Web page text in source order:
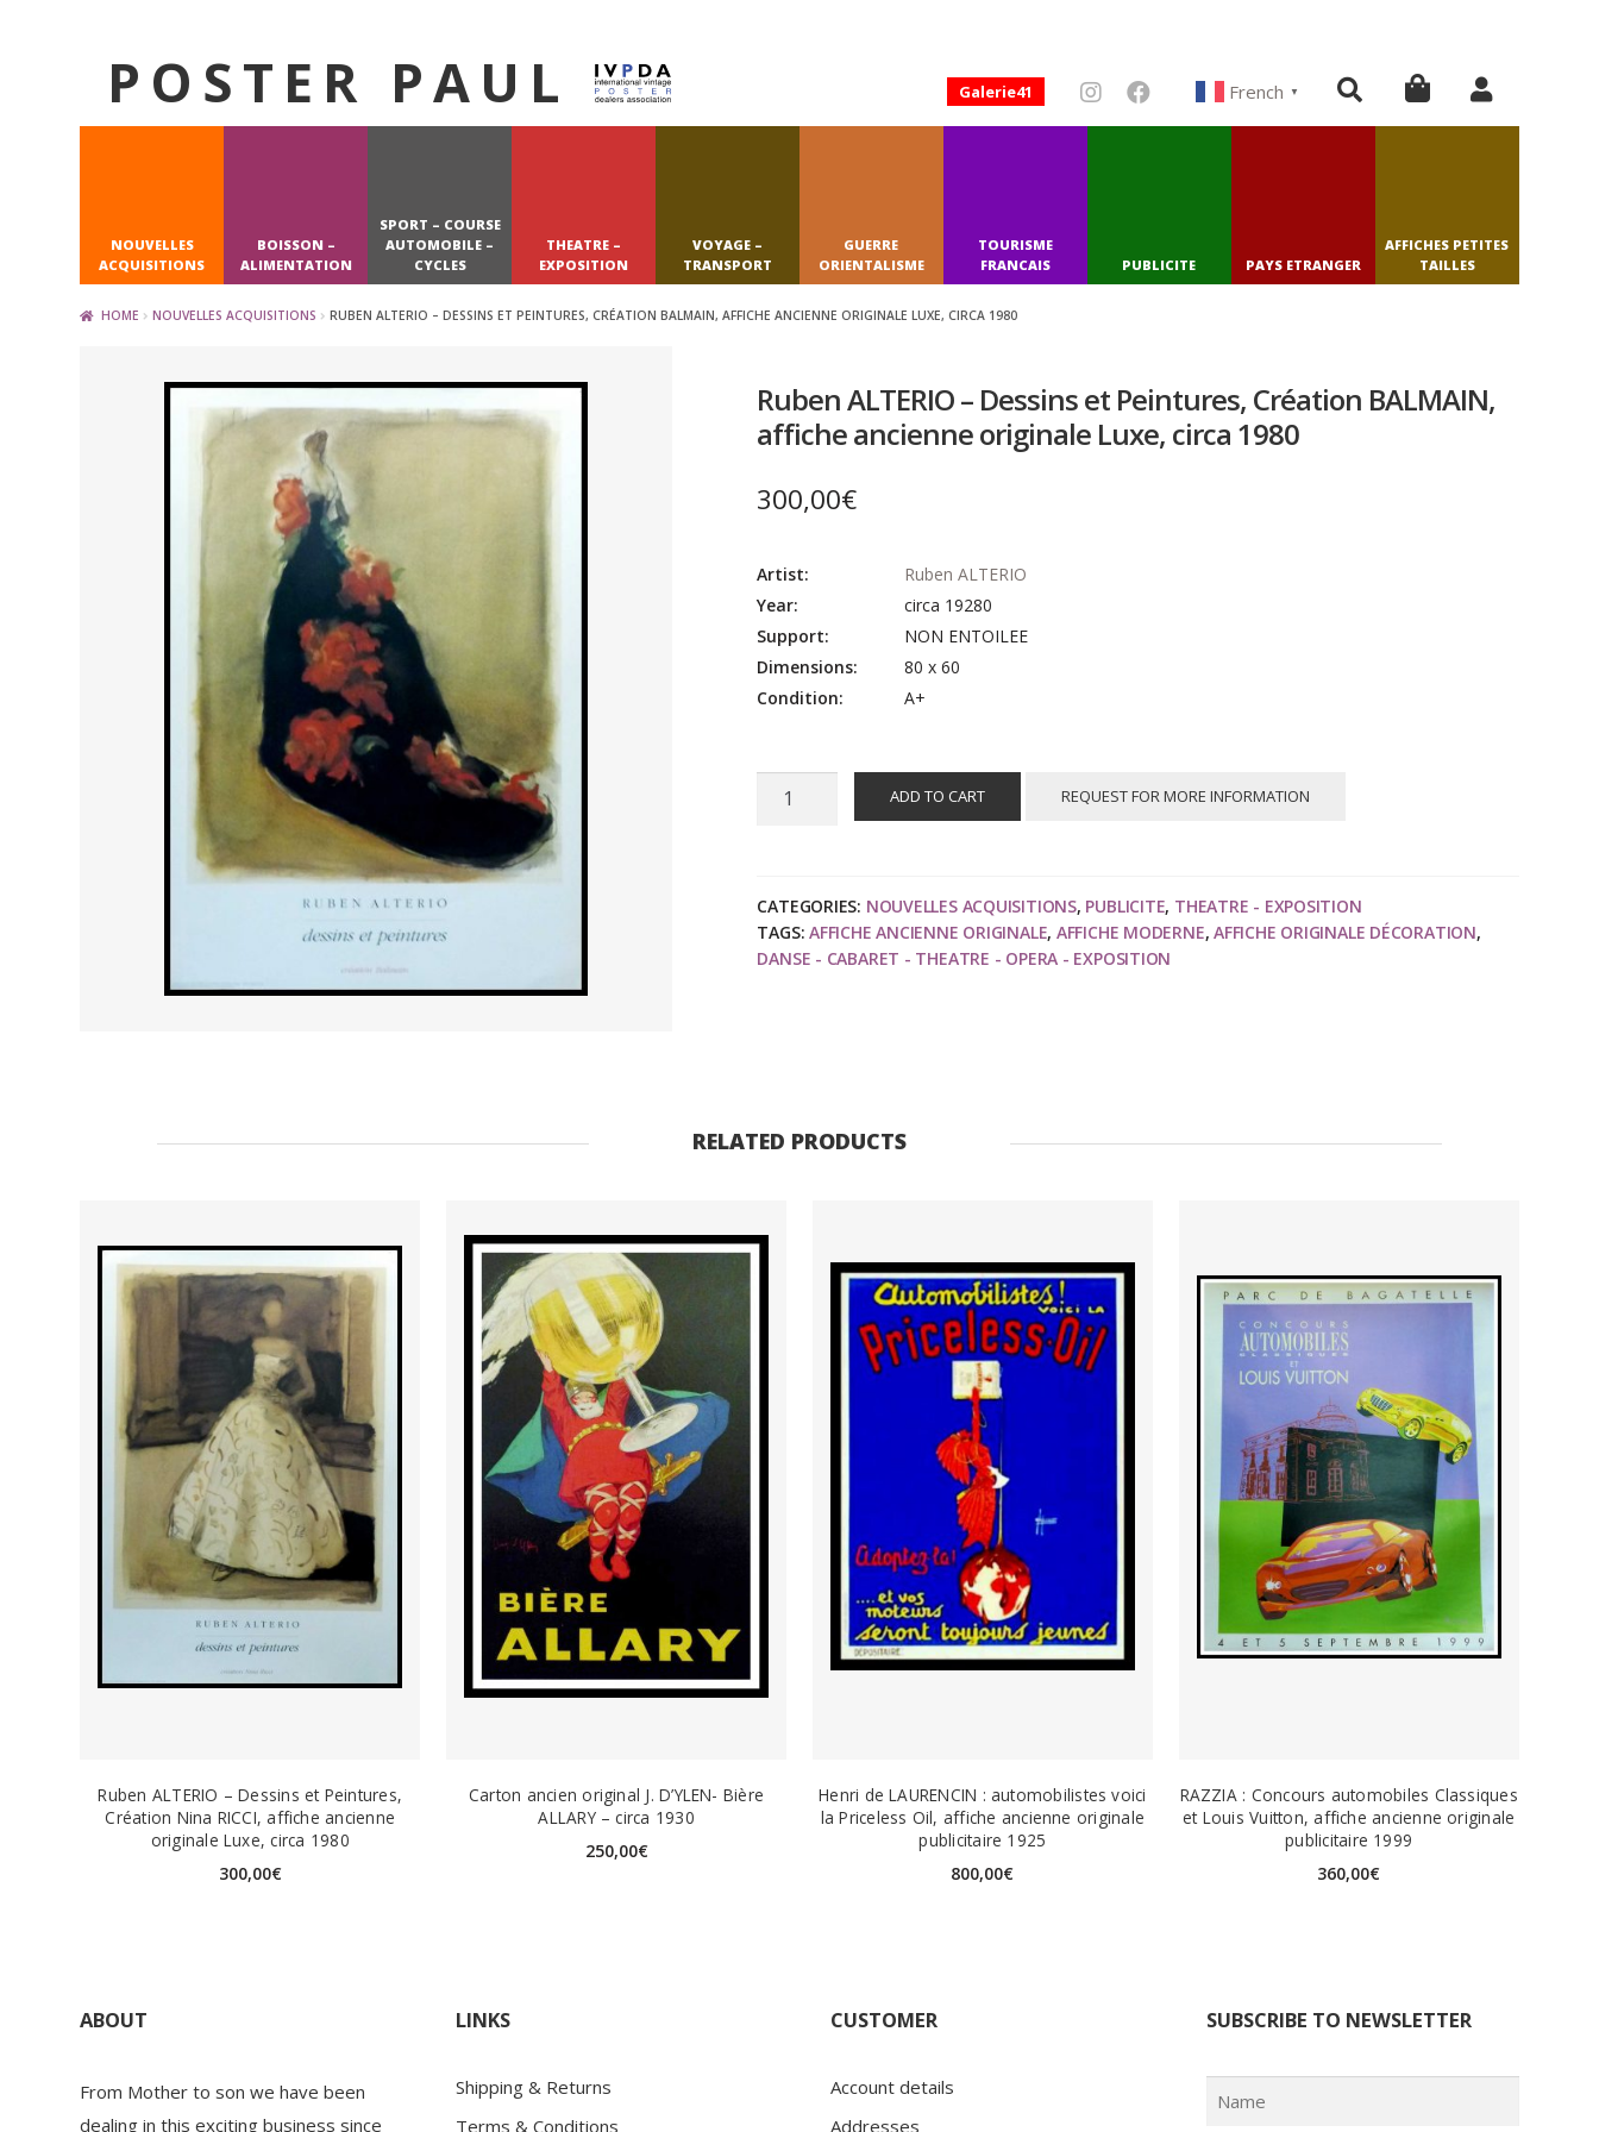
Skip
navigation
Skip
content
POSTER PAUL French ▼
Galerie41
NOUVELLES
ACQUISITIONS
BOISSON –
ALIMENTATION
SPORT – COURSE
AUTOMOBILE –
CYCLES
THEATRE –
EXPOSITION
VOYAGE –
TRANSPORT
GUERRE
ORIENTALISME
TOURISME
FRANCAIS
PUBLICITE PAYS ETRANGER
AFFICHES PETITES
TAILLES
HOME NOUVELLES ACQUISITIONS RUBEN ALTERIO – DESSINS ET PEINTURES, CRÉATION BALMAIN, AFFICHE ANCIENNE ORIGINALE LUXE, CIRCA 1980
Ruben ALTERIO – Dessins et Peintures, Création BALMAIN,
affiche ancienne originale Luxe, circa 1980
300,00€
Artist:
Ruben ALTERIO
Year:
circa 19280
Support:
NON ENTOILEE
Dimensions:
80 x 60
Condition:
A+
Ruben
et
Peintures,
Création
circa
ADD TO CART REQUEST FOR MORE INFORMATION
CATEGORIES: NOUVELLES ACQUISITIONS, PUBLICITE, THEATRE - EXPOSITION
TAGS:AFFICHE ANCIENNE ORIGINALE, AFFICHE MODERNE,AFFICHE ORIGINALE DÉCORATION,
DANSE - CABARET - THEATRE - OPERA - EXPOSITION
RELATED PRODUCTS
Ruben ALTERIO – Dessins et Peintures,
Création Nina RICCI, affiche ancienne
originale Luxe, circa 1980
300,00€
Carton ancien original J. D’YLEN- Bière
ALLARY – circa 1930
250,00€
Henri de LAURENCIN : automobilistes voici
la Priceless Oil, affiche ancienne originale
publicitaire 1925
800,00€
RAZZIA : Concours automobiles Classiques
et Louis Vuitton, affiche ancienne originale
publicitaire 1999
360,00€
ABOUT
From Mother to son we have been
dealing in this exciting business since
LINKS
Shipping & Returns
Terms & Conditions
CUSTOMER
Account details
Addresses
SUBSCRIBE TO NEWSLETTER